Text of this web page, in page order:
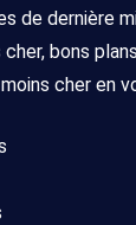
de dernière
bons
cher en